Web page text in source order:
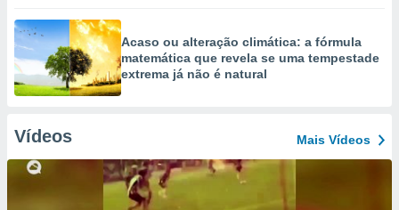
Acaso ou alteração climática: a fórmula
matemática que revela se uma tempestade
extrema já não é natural
Vídeos Mais Vídeos